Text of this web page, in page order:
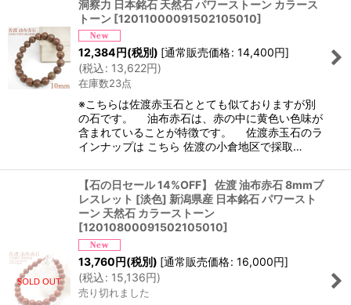
洞察力 日本銘石 天然石 パワーストーン カラース
トーン [12011000091502105010]
12,384円(税別) [通常販売価格: 14,400円]
(税込: 13,622円)
在庫数23点
※こちらは佐渡赤玉石ととても似ておりますが別
の石です。 油布赤石は、赤の中に黄色い色味が
含まれていることが特徴です。 佐渡赤玉石のラ
インナップは こちら 佐渡の小倉地区で採取…
【石の日セール 14%OFF】 佐渡 油布赤石 8mmブ
レスレット [淡色] 新潟県産 日本銘石 パワースト
ーン 天然石 カラーストーン
[12010800091502105010]
13,760円(税別) [通常販売価格: 16,000円]
(税込: 15,136円)
売り切れました